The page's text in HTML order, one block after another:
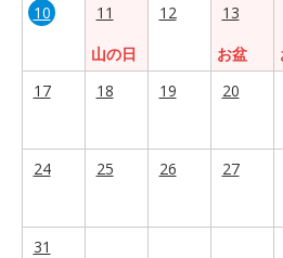
10
11
山の日
12
13
お盆
17
18 19 20
24 25 26 27
31